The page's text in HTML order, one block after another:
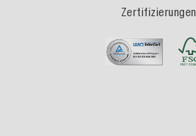
Zertifizierungen